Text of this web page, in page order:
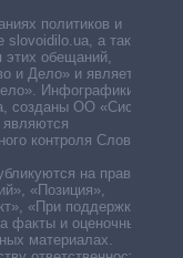
политиков и
а также
обещаний,
и Дело» и является
Инфографики,
созданы ОО «Система
контроля Слово и
на правах
«Позиция»,
«При поддержке».
факты и оценочные
материалах.